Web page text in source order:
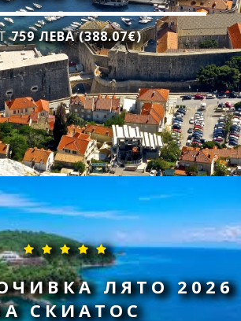
759 ЛЕВА (388.07€)
ЛЯТО 2026
СКИАТОС